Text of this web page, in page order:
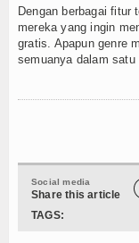
Dengan berbagai fitur
mereka yang ingin
gratis. Apapun genre
semuanya dalam satu
Social media
Share this article
TAGS: